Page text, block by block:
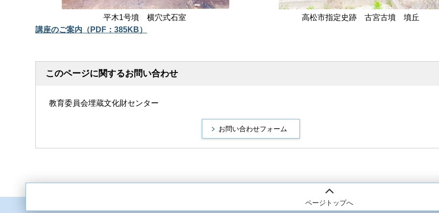
平木1号墳 横穴式石室
高松市指定史跡 古宮古墳 墳丘
講座のご案内（PDF：385KB）
このページに関するお問い合わせ
教育委員会埋蔵文化財センター
ページトップへ